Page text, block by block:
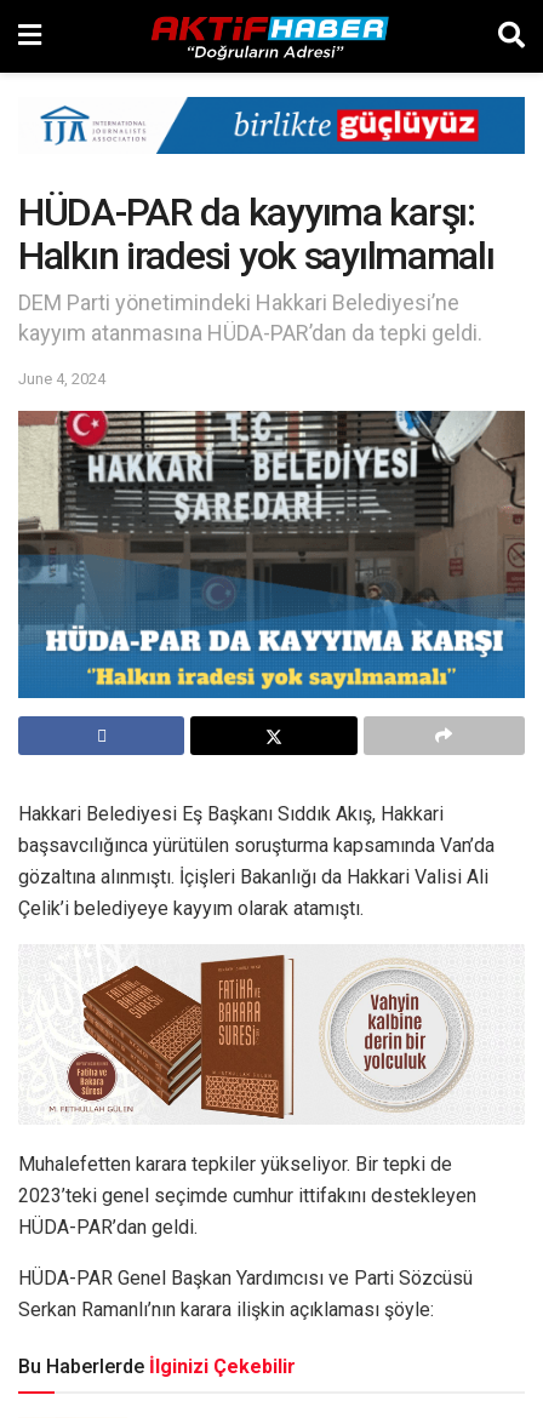
HÜDA-PAR da kayyıma karşı:
Halkın iradesi yok sayılmamalı
DEM Parti yönetimindeki Hakkari Belediyesi’ne
kayyım atanmasına HÜDA-PAR’dan da tepki geldi.
June 4, 2024
Hakkari Belediyesi Eş Başkanı Sıddık Akış, Hakkari
başsavcılığınca yürütülen soruşturma kapsamında Van’da
gözaltına alınmıştı. İçişleri Bakanlığı da Hakkari Valisi Ali
Çelik’i belediyeye kayyım olarak atamıştı.
Muhalefetten karara tepkiler yükseliyor. Bir tepki de
2023’teki genel seçimde cumhur ittifakını destekleyen
HÜDA-PAR’dan geldi.
HÜDA-PAR Genel Başkan Yardımcısı ve Parti Sözcüsü
Serkan Ramanlı’nın karara ilişkin açıklaması şöyle:
Bu Haberlerde İlginizi Çekebilir